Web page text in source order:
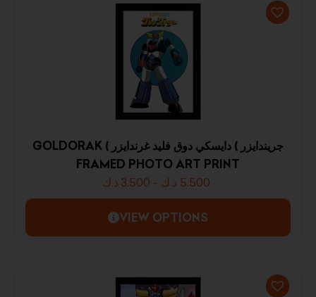
GOLDORAK ( جريندايزر ) دايسكي دوق فليد غرندايزر
FRAMED PHOTO ART PRINT
3.500 د.ك - 5.500 د.ك
VIEW OPTIONS